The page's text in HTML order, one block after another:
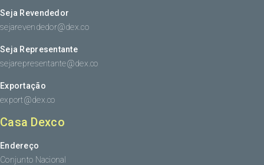
Seja Revendedor
sejarevendedor@dex.co
Seja Representante
sejarepresentante@dex.co
Exportação
export@dex.co
Casa Dexco
Endereço
Conjunto Nacional